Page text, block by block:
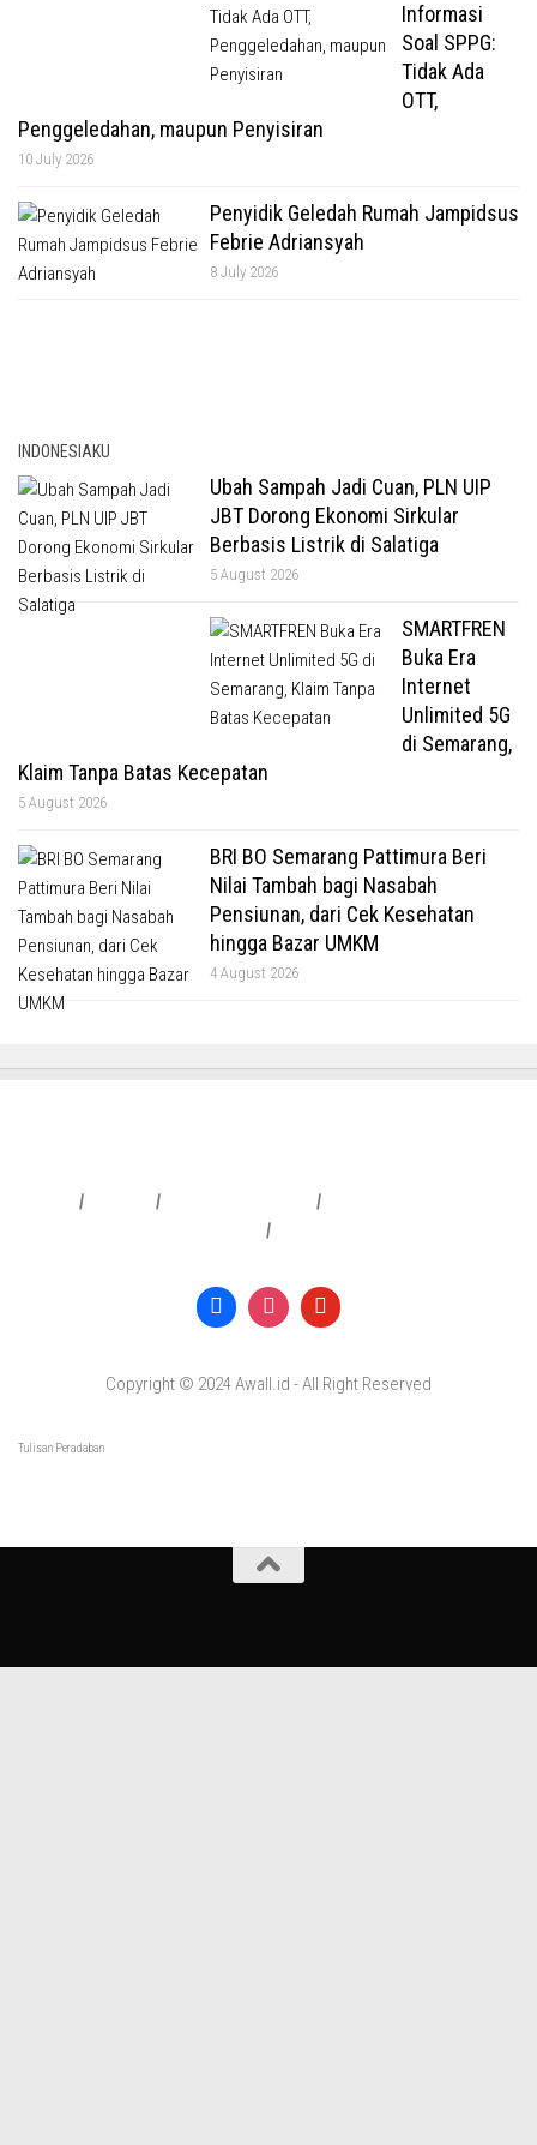
Informasi
Soal SPPG:
Tidak Ada
OTT,
Penggeledahan, maupun Penyisiran
10 July 2026
Penyidik Geledah Rumah Jampidsus
Febrie Adriansyah
8 July 2026
INDONESIAKU
Ubah Sampah Jadi Cuan, PLN UIP
JBT Dorong Ekonomi Sirkular
Berbasis Listrik di Salatiga
5 August 2026
SMARTFREN
Buka Era
Internet
Unlimited 5G
di Semarang,
Klaim Tanpa Batas Kecepatan
5 August 2026
BRI BO Semarang Pattimura Beri
Nilai Tambah bagi Nasabah
Pensiunan, dari Cek Kesehatan
hingga Bazar UMKM
4 August 2026
| | |
|
Copyright © 2024 Awall.id - All Right Reserved
Tulisan Peradaban